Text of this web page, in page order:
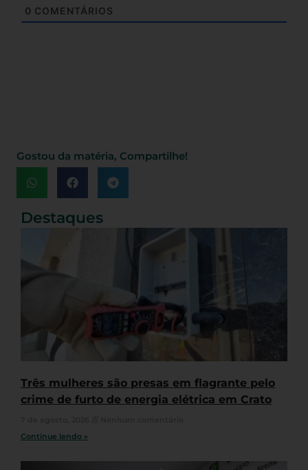
0 COMENTÁRIOS
Gostou da matéria, Compartilhe!
Destaques
Três mulheres são presas em flagrante pelo
crime de furto de energia elétrica em Crato
Continue lendo »